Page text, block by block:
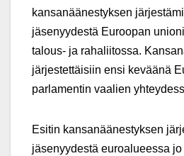
kansanäänestyksen
jäsenyydestä Euroopan
talous- ja rahaliitossa.
järjestettäisiin ensi keväänä
parlamentin vaalien
Esitin kansanäänestyksen
jäsenyydestä euroalueessa